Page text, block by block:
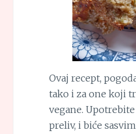
Ovaj recept,
tako i za one koji
vegane.
preliv, i biće